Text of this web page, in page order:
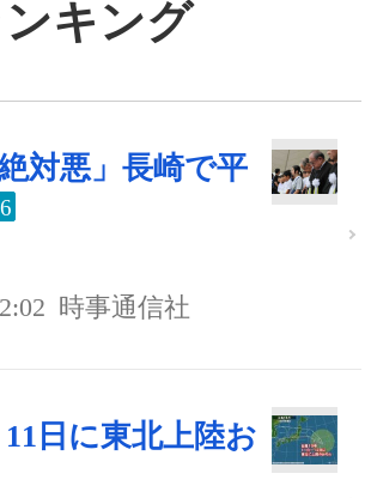
キング
対悪」長崎で平
時事通信社
11日に東北上陸お